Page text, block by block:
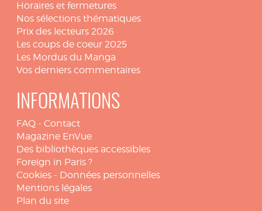
Horaires et fermetures
Nos sélections thématiques
Prix des lecteurs 2026
Les coups de coeur 2025
Les Mordus du Manga
Vos derniers commentaires
INFORMATIONS
FAQ - Contact
Magazine EnVue
Des bibliothèques accessibles
Foreign in Paris ?
Cookies - Données personnelles
Mentions légales
Plan du site